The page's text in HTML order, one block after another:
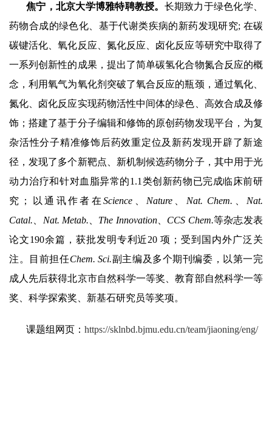
焦宁，北京大学博雅特聘教授。 长期致力于绿色化学、
药物合成的绿色化、基于代谢类疾病的新药发现研究; 在碳
碳键活化、氧化反应、氮化反应、卤化反应等研究中取得了
一系列创新性的成果，提出了简单碳氢化合物氮合反应的概
念，利用氧气为氧化剂突破了氧合反应的瓶颈，通过氧化、
氮化、卤化反应实现药物活性中间体的绿色、高效合成及修
饰；搭建了基于分子编辑和修饰的原创药物发现平台，为复
杂活性分子精准修饰后药效重定位及新药发现开辟了新途
径，发现了多个新靶点、新机制候选药物分子，其中用于光
动力治疗和针对血脂异常的1.1 类创新药物已完成临床前研
究；以通讯作者在Science Nature Nat. Chem.
Nat.
Catal.
Nat. Metab. The Innovation、 CCS Chem.等杂志发表
论文190余篇，获批发明专利近20项；受到国内外广泛关
注。目前担任Chem. Sci.副主编及多个期刊编委，以第一完
成人先后获得北京市自然科学一等奖、教育部自然科学一等
奖、科学探索奖、新基石研究员等奖项。
课题组网页： https://sklnbd.bjmu.edu.cn/team/jiaoning/eng/